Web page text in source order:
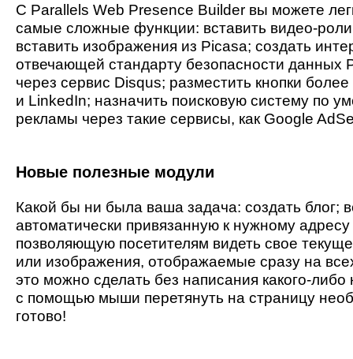
С Parallels Web Presence Builder вы можете
самые сложные функции: вставить видео-
вставить изображения из Picasa; создать
отвечающей стандарту безопасности данных
через сервис Disqus; разместить кнопки
и LinkedIn; назначить поисковую систему по
рекламы через такие сервисы, как Google
Новые полезные модули
Какой бы ни была ваша задача: создать блог;
автоматически привязанную к нужному
позволяющую посетителям видеть свое
или изображения, отображаемые сразу на
это можно сделать без написания какого-
с помощью мыши перетянуть на страницу
готово!